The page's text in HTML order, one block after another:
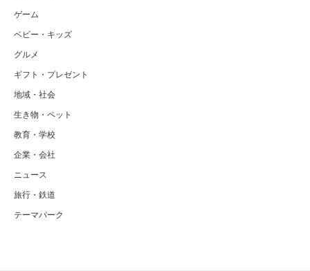
ゲーム
ベビー・キッズ
グルメ
ギフト・プレゼント
地域・社会
生き物・ペット
教育・学校
企業・会社
ニュース
旅行・鉄道
テーマパーク